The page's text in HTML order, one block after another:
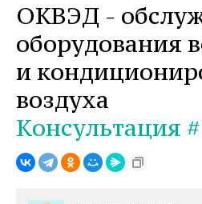
ОКВЭД -
оборудования
и
воздуха
Консультация